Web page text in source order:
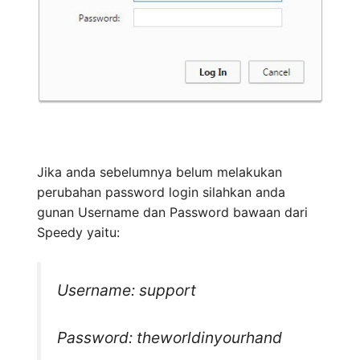
Jika anda sebelumnya belum melakukan
perubahan password login silahkan anda
gunan Username dan Password bawaan dari
Speedy yaitu:
Username: support
Password: theworldinyourhand